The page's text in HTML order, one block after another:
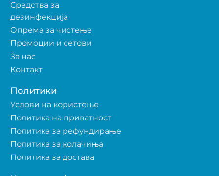
Средства за
дезинфекција
Опрема за чистење
Промоции и сетови
За нас
Контакт
Политики
Услови на користење
Политика на приватност
Политика за рефундирање
Политика за колачиња
Политика за достава